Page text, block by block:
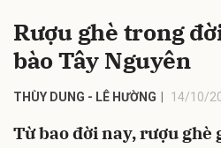
Rượu ghè trong
bào Tây Nguyên
THÙY DUNG - LÊ HƯỜNG 14/10/
Từ bao đời nay, rượu